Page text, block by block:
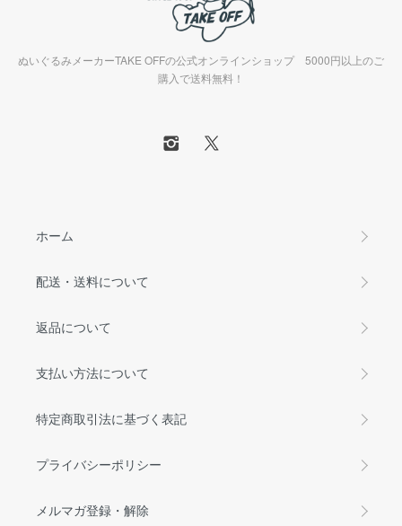
ぬいぐるみメーカーTAKE OFFの公式オンラインショップ 5000円以上のご
購入で送料無料！
ホーム
配送・送料について
返品について
支払い方法について
特定商取引法に基づく表記
プライバシーポリシー
メルマガ登録・解除